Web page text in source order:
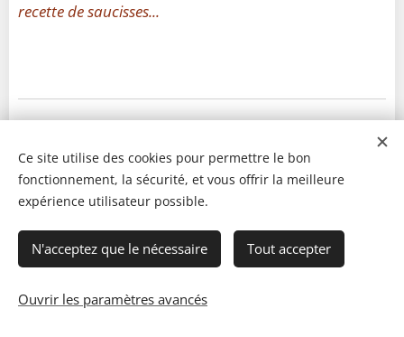
recette de saucisses...
© 2023 Les recettes d'Henri-Luc. Tous droits réservés.
Ce site utilise des cookies pour permettre le bon
fonctionnement, la sécurité, et vous offrir la meilleure
expérience utilisateur possible.
N'acceptez que le nécessaire Tout accepter
Ouvrir les paramètres avancés